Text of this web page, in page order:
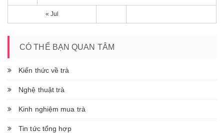
« Jul
CÓ THỂ BẠN QUAN TÂM
Kiến thức về trà
Nghệ thuật trà
Kinh nghiệm mua trà
Tin tức tổng hợp